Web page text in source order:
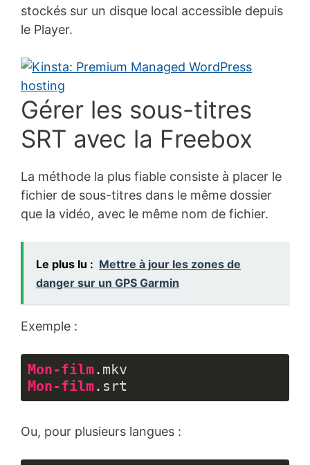
stockés sur un disque local accessible depuis
le Player.
Gérer les sous-titres
SRT avec la Freebox
La méthode la plus fiable consiste à placer le
fichier de sous-titres dans le même dossier
que la vidéo, avec le même nom de fichier.
Le plus lu : Mettre à jour les zones de
danger sur un GPS Garmin
Exemple :
Mon-film.mkv
Mon-film.srt
code :
(css)
Ou, pour plusieurs langues :